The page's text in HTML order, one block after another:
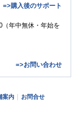
=>購入後のサポート
年中無休・年始を
=>お問い合わせ
案内 お問合せ